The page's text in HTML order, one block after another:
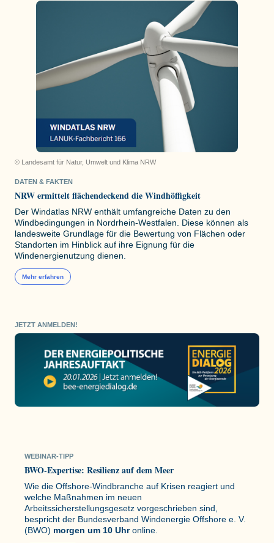
© Landesamt für Natur, Umwelt und Klima NRW
DATEN & FAKTEN
NRW ermittelt flächendeckend die Windhöffigkeit
Der Windatlas NRW enthält umfangreiche Daten zu den
Windbedingungen in Nordrhein-Westfalen. Diese können als
landesweite Grundlage für die Bewertung von Flächen oder
Standorten im Hinblick auf ihre Eignung für die
Windenergienutzung dienen.
Mehr erfahren
JETZT ANMELDEN!
WEBINAR-TIPP
BWO-Expertise: Resilienz auf dem Meer
Wie die Offshore-Windbranche auf Krisen reagiert und
welche Maßnahmen im neuen
Arbeitssicherstellungsgesetz vorgeschrieben sind,
bespricht der Bundesverband Windenergie Offshore e. V.
(BWO) morgen um 10 Uhronline.